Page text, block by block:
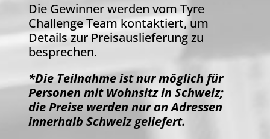
Die Gewinner werden vom Tyre
Challenge Team kontaktiert, um
Details zur Preisauslieferung zu
besprechen.
*Die Teilnahme ist nur möglich für
Personen mit Wohnsitz in Schweiz;
die Preise werden nur an Adressen
innerhalb Schweiz geliefert.